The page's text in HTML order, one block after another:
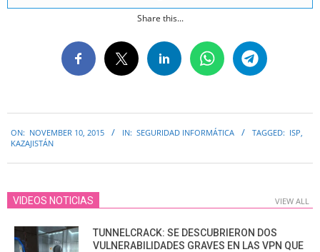
Share this...
11-
ON: NOVEMBER 10, 2015 IN: SEGURIDAD INFORMÁTICA TAGGED: ISP,
KAZAJISTÁN
VIDEOS NOTICIAS VIEW ALL
TUNNELCRACK: SE DESCUBRIERON DOS
VULNERABILIDADES GRAVES EN LAS VPN QUE